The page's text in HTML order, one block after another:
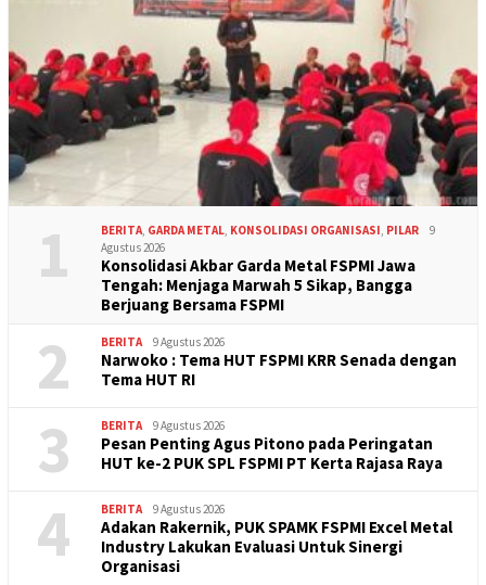
1 BERITA, GARDA METAL, KONSOLIDASI ORGANISASI, PILAR
9
Agustus 2026
Konsolidasi Akbar Garda Metal FSPMI Jawa
Tengah: Menjaga Marwah 5 Sikap, Bangga
Berjuang Bersama FSPMI
2 BERITA 9 Agustus 2026
Narwoko : Tema HUT FSPMI KRR Senada dengan
Tema HUT RI
3 BERITA 9 Agustus 2026
Pesan Penting Agus Pitono pada Peringatan
HUT ke-2 PUK SPL FSPMI PT Kerta Rajasa Raya
4 BERITA 9 Agustus 2026
Adakan Rakernik, PUK SPAMK FSPMI Excel Metal
Industry Lakukan Evaluasi Untuk Sinergi
Organisasi